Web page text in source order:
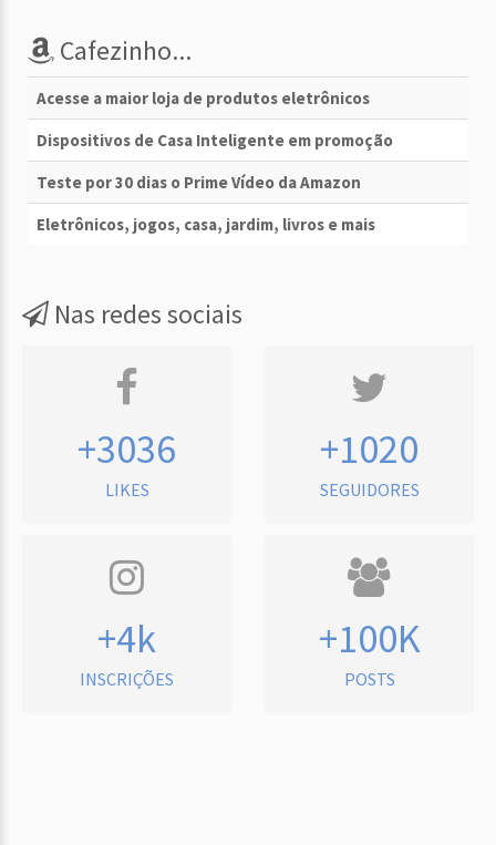
Cafezinho...
Acesse a maior loja de produtos eletrônicos
Dispositivos de Casa Inteligente em promoção
Teste por 30 dias o Prime Vídeo da Amazon
Eletrônicos, jogos, casa, jardim, livros e mais
Nas redes sociais
+3036
LIKES
+1020
SEGUIDORES
+4k
INSCRIÇÕES
+100K
POSTS